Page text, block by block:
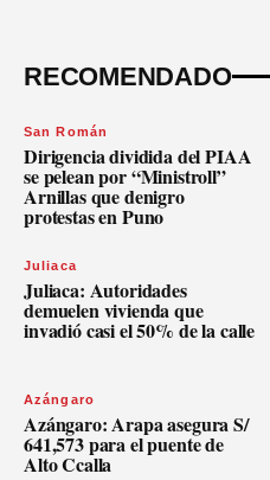
RECOMENDADO
San Román
Dirigencia dividida del PIAA
se pelean por “Ministroll”
Arnillas que denigro
protestas en Puno
Juliaca
Juliaca: Autoridades
demuelen vivienda que
invadió casi el 50% de la calle
Azángaro
Azángaro: Arapa asegura S/
641,573 para el puente de
Alto Ccalla